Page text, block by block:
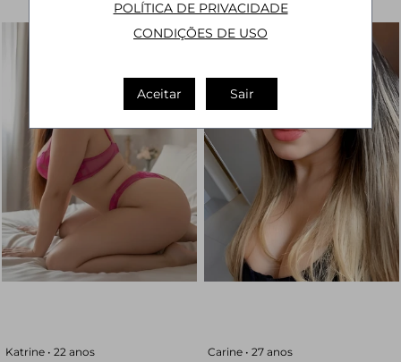
Katrine • 22 anos
Carine • 27 anos
POLÍTICA DE PRIVACIDADE
CONDIÇÕES DE USO
Aceitar Sair